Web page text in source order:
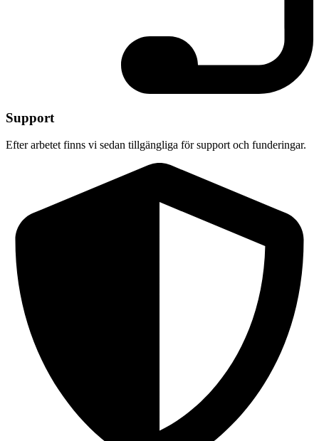
Support
Efter arbetet finns vi sedan tillgängliga för support och funderingar.